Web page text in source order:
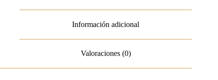
Información adicional
Valoraciones (0)